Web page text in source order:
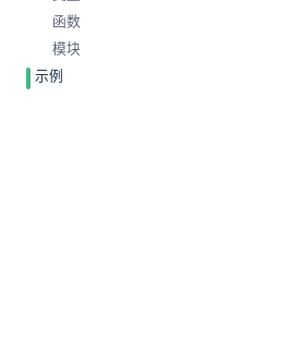
函数
模块
示例